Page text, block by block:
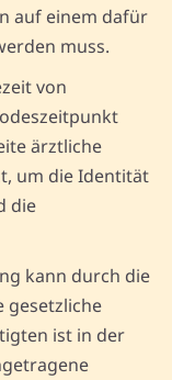
auf einem dafür
muss.
von
ärztliche
um die Identität
die
kann durch die
gesetzliche
ist in der